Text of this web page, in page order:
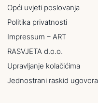
Opći uvjeti poslovanja
Politika privatnosti
Impressum – ART
RASVJETA d.o.o.
Upravljanje kolačićima
Jednostrani raskid ugovora